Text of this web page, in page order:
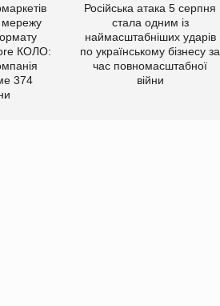
мережу
КОЛО:
374
Російська атака 5 серпня
стала одним із
наймасштабніших ударів
по українському бізнесу за
час повномасштабної
війни